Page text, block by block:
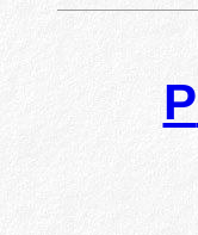
Р